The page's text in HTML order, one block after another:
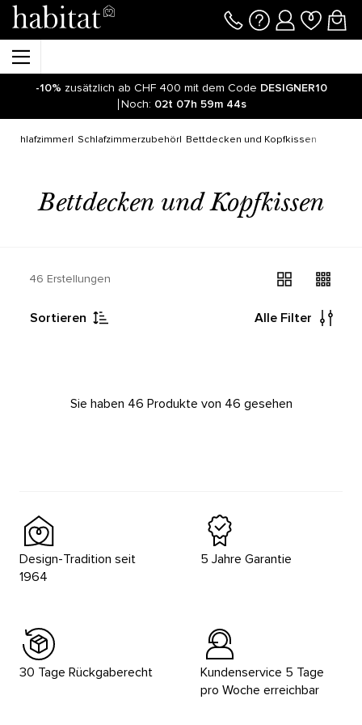
-10% zusätzlich ab CHF 400 mit dem Code DESIGNER10
Noch: 02t 07h 59m 44s
Schlafzimmer Schlafzimmerzubehör Bettdecken und Kopfkissen
Bettdecken und Kopfkissen
46 Erstellungen
Sortieren Alle Filter
Sie haben 46 Produkte von 46 gesehen
Design-Tradition seit
1964
5 Jahre Garantie
30 Tage Rückgaberecht
Kundenservice 5 Tage
pro Woche erreichbar